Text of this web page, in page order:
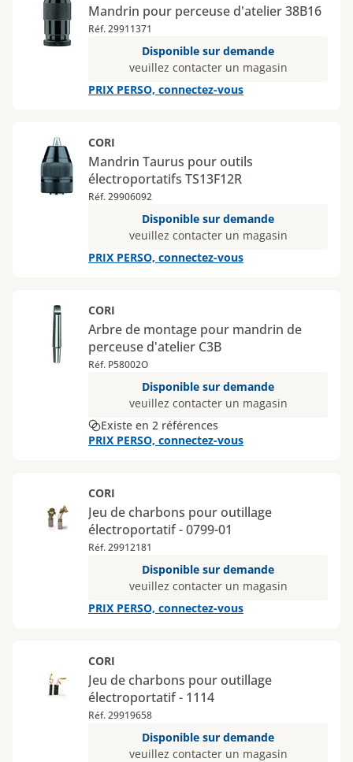
Mandrin pour perceuse d'atelier 38B16
Réf. 29911371
Disponible sur demande
veuillez contacter un magasin
PRIX PERSO, connectez-vous
CORI
Mandrin Taurus pour outils
électroportatifs TS13F12R
Réf. 29906092
Disponible sur demande
veuillez contacter un magasin
PRIX PERSO, connectez-vous
CORI
Arbre de montage pour mandrin de
perceuse d'atelier C3B
Réf. P58002O
Disponible sur demande
veuillez contacter un magasin
Existe en 2 références
PRIX PERSO, connectez-vous
CORI
Jeu de charbons pour outillage
électroportatif - 0799-01
Réf. 29912181
Disponible sur demande
veuillez contacter un magasin
PRIX PERSO, connectez-vous
CORI
Jeu de charbons pour outillage
électroportatif - 1114
Réf. 29919658
Disponible sur demande
veuillez contacter un magasin